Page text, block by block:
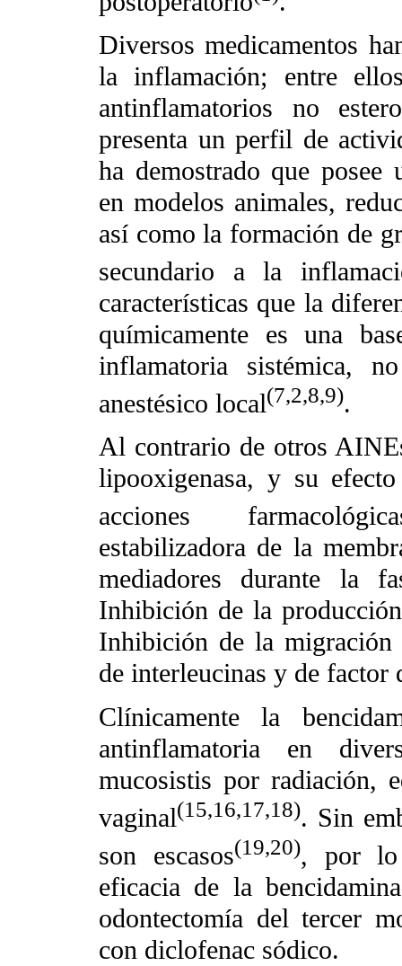
Diversos medicamentos
la inflamación; entre
antinflamatorios no
presenta un perfil de
ha demostrado que
en modelos animales,
así como la formación de
secundario a la
características que la
químicamente es una
inflamatoria sistémica,
anestésico local(7,2,8,9).
Al contrario de otros
lipooxigenasa, y su
acciones
estabilizadora de la
mediadores durante la
Inhibición de la
Inhibición de la
de interleucinas y de factor
Clínicamente la
antinflamatoria en
mucosistis por radiación,
vaginal(15,16,17,18). Sin
son escasos(19,20), por lo
eficacia de la
odontectomía del tercer
con diclofenac sódico.